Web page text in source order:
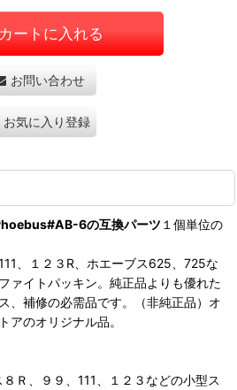
ートに入れる
お問い合わせ
お気に入り登録
6の互換パーツ １個単位の
、１２３R、ホエーブス625、725な
ァイトパッキン。純正品よりも優れた
、補修の必需品です。（非純正品）オ
アのオリジナル品。
Ｒ、９９、111、１２３などの小型ス